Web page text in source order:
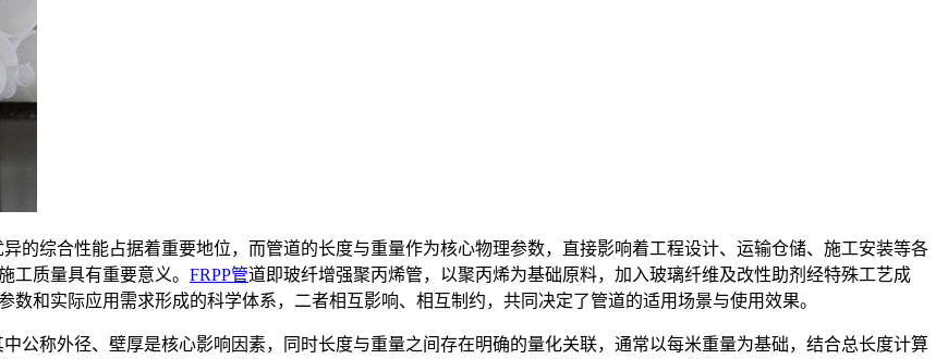
异的综合性能占据着重要地位，而管道的长度与重量作为核心物理参数，直接影响着工程设计、运输仓储、施工安装等各
工质量具有重要意义。 FRPP管道即玻纤增强聚丙烯管，以聚丙烯为基础原料，加入玻璃纤维及改性助剂经特殊工艺成
和实际应用需求形成的科学体系，二者相互影响、相互制约，共同决定了管道的适用场景与使用效果。
公称外径、壁厚是核心影响因素，同时长度与重量之间存在明确的量化关联，通常以每米重量为基础，结合总长度计算